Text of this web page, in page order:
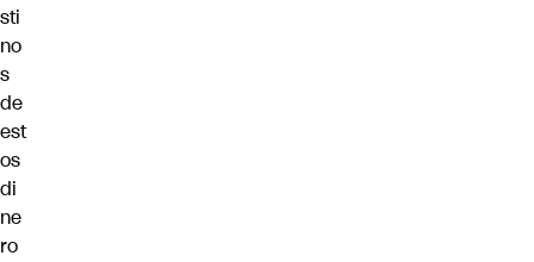
sti
no
s
de
est
os
di
ne
ro